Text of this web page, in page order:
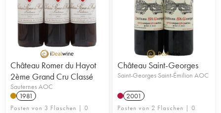
Château Romer du Hayot
2ème Grand Cru Classé
Sauternes AOC
1981
Posten von 3 Flaschen | 0
Château Saint-Georges
Saint-Georges Saint-Émilion AOC
2001
Posten von 2 Flaschen | 0